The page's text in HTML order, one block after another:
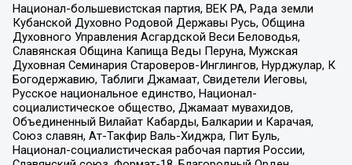
Национал-большевистская партия, ВЕК РА, Рада земли
Кубанской Духовно Родовой Державы Русь, Община
Духовного Управления Асгардской Веси Беловодья,
Славянская Община Капища Веды Перуна, Мужская
Духовная Семинария Староверов-Инглингов, Нурджулар, К
Богодержавию, Таблиги Джамаат, Свидетели Иеговы,
Русское национальное единство, Национал-
социалистическое общество, Джамаат мувахидов,
Объединенный Вилайат Кабарды, Балкарии и Карачая,
Союз славян, Ат-Такфир Валь-Хиджра, Пит Буль,
Национал-социалистическая рабочая партия России,